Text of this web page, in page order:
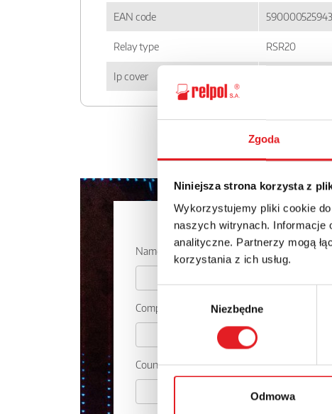
Zgoda
Niniejsza strona korzysta z
Wykorzystujemy pliki cookie
naszych witrynach. Informacje
analityczne. Partnerzy mogą
korzystania z ich usług.
Wybór
zgody
Niezbędne
Odmowa
EAN code
Relay type RSR20
Ip cover
Ask for the
Name: *
Company:
Country: